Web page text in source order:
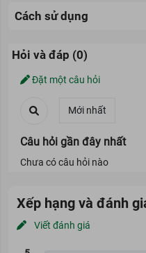
Cách sử dụng
Hỏi và đáp (0)
Đặt một câu hỏi
Câu hỏi gần đây nhất
Chưa có câu hỏi nào
Xếp hạng và đánh
Viết đánh giá